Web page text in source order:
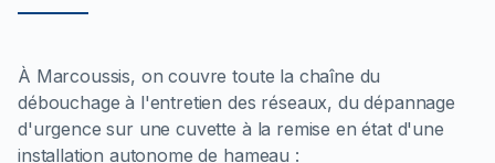
À Marcoussis, on couvre toute la chaîne du
débouchage à l'entretien des réseaux, du dépannage
d'urgence sur une cuvette à la remise en état d'une
installation autonome de hameau :